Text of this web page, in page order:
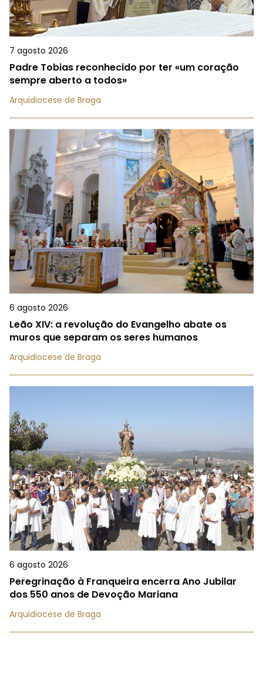
7 agosto 2026
Padre Tobias reconhecido por ter «um coração
sempre aberto a todos»
Arquidiocese de Braga
6 agosto 2026
Leão XIV: a revolução do Evangelho abate os
muros que separam os seres humanos
Arquidiocese de Braga
6 agosto 2026
Peregrinação à Franqueira encerra Ano Jubilar
dos 550 anos de Devoção Mariana
Arquidiocese de Braga